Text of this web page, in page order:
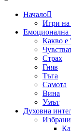
Начало
Игри на
Емоционална
Какво е
Страх
Гняв
Тъга
Самота
Вина
Умът
Духовна